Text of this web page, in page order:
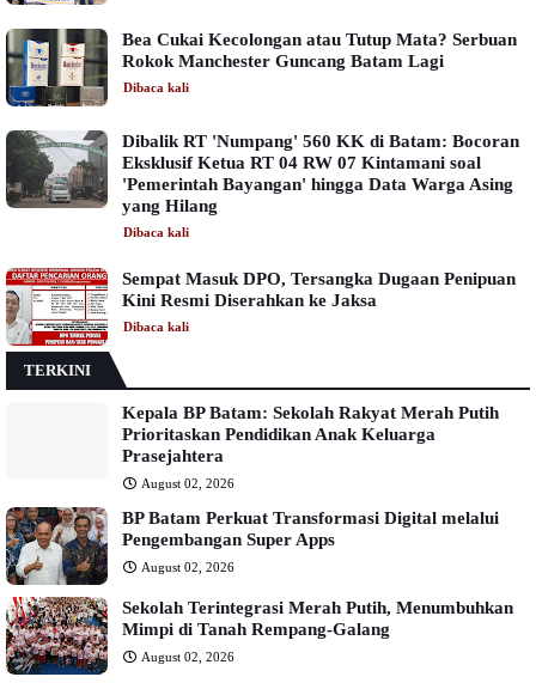
Bea Cukai Kecolongan atau Tutup Mata? Serbuan
Rokok Manchester Guncang Batam Lagi
Dibaca kali
Dibalik RT 'Numpang' 560 KK di Batam: Bocoran
Eksklusif Ketua RT 04 RW 07 Kintamani soal
'Pemerintah Bayangan' hingga Data Warga Asing
yang Hilang
Dibaca kali
Sempat Masuk DPO, Tersangka Dugaan Penipuan
Kini Resmi Diserahkan ke Jaksa
Dibaca kali
TERKINI
Kepala BP Batam: Sekolah Rakyat Merah Putih
Prioritaskan Pendidikan Anak Keluarga
Prasejahtera
August 02, 2026
BP Batam Perkuat Transformasi Digital melalui
Pengembangan Super Apps
August 02, 2026
Sekolah Terintegrasi Merah Putih, Menumbuhkan
Mimpi di Tanah Rempang-Galang
August 02, 2026